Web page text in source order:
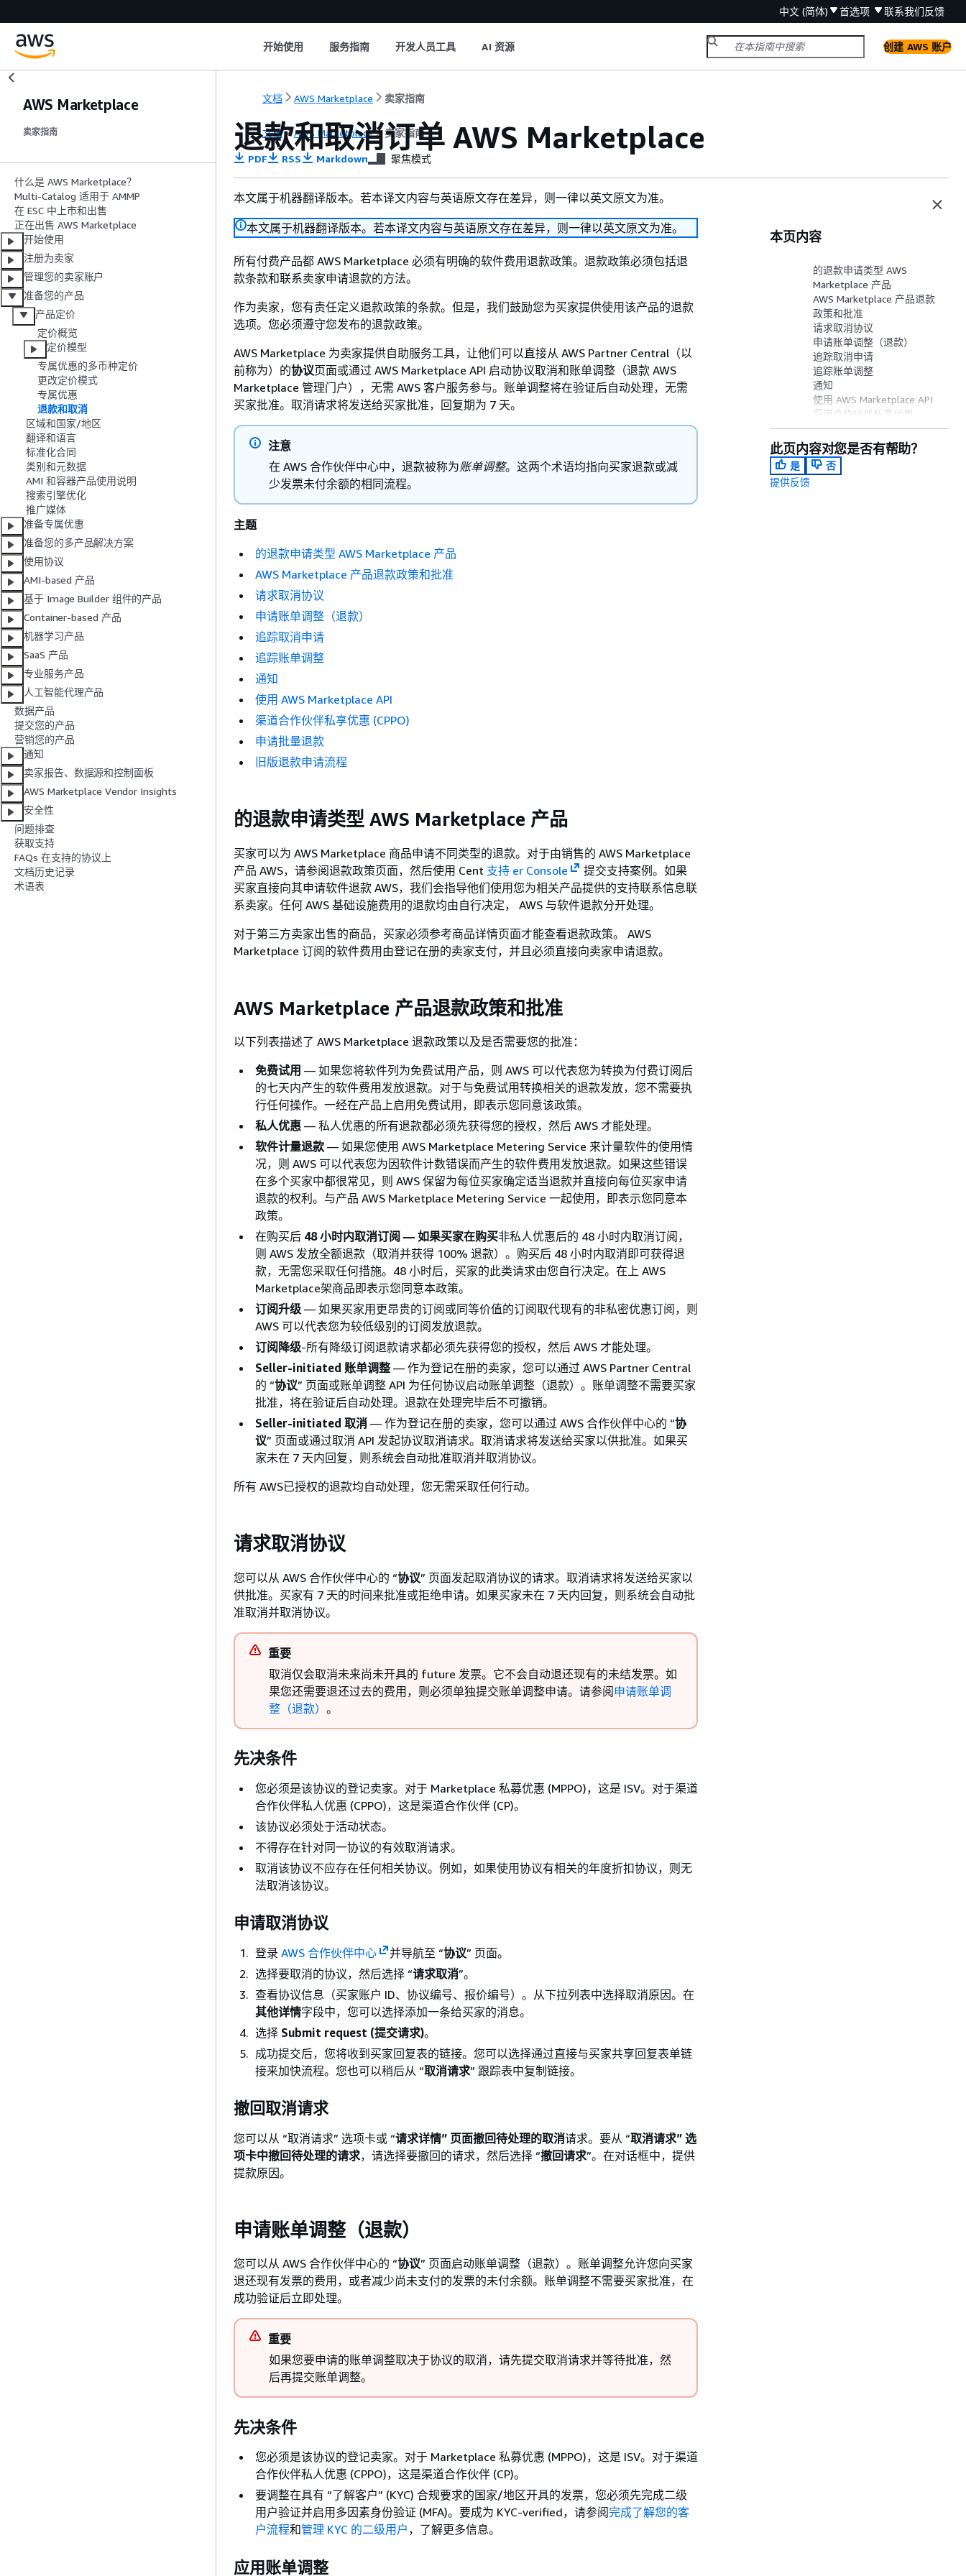
中文 (简体) 首选项 联系我们反馈
开始使用 服务指南 开发人员工具 AI 资源 创建 AWS 账户
AWS Marketplace
卖家指南
什么是 AWS Marketplace？
Multi-Catalog 适用于 AMMP
在 ESC 中上市和出售
正在出售 AWS Marketplace
开始使用
注册为卖家
管理您的卖家账户
准备您的产品
产品定价
定价概览
定价模型
专属优惠的多币种定价
更改定价模式
专属优惠
退款和取消
区域和国家/地区
翻译和语言
标准化合同
类别和元数据
AMI 和容器产品使用说明
搜索引擎优化
推广媒体
准备专属优惠
准备您的多产品解决方案
使用协议
AMI-based 产品
基于 Image Builder 组件的产品
Container-based 产品
机器学习产品
SaaS 产品
专业服务产品
人工智能代理产品
数据产品
提交您的产品
营销您的产品
通知
卖家报告、数据源和控制面板
AWS Marketplace Vendor Insights
安全性
问题排查
获取支持
FAQs 在支持的协议上
文档历史记录
术语表
文档 AWS Marketplace 卖家指南
文档 AWS Marketplace 卖家指南
退款和取消订单 AWS Marketplace
PDF RSS Markdown 聚焦模式
本文属于机器翻译版本。若本译文内容与英语原文存在差异，则一律以英文原文为准。
本文属于机器翻译版本。若本译文内容与英语原文存在差异，则一律以英文原文为准。
所有付费产品都 AWS Marketplace 必须有明确的软件费用退款政策。退款政策必须包括退
款条款和联系卖家申请退款的方法。
作为卖家，您有责任定义退款政策的条款。但是，我们鼓励您为买家提供使用该产品的退款
选项。您必须遵守您发布的退款政策。
AWS Marketplace 为卖家提供自助服务工具，让他们可以直接从 AWS Partner Central（以
前称为）的协议页面或通过 AWS Marketplace API 启动协议取消和账单调整（退款 AWS
Marketplace 管理门户），无需 AWS 客户服务参与。账单调整将在验证后自动处理，无需
买家批准。取消请求将发送给买家批准，回复期为 7 天。
注意
在 AWS 合作伙伴中心中，退款被称为账单调整。这两个术语均指向买家退款或减
少发票未付余额的相同流程。
主题
的退款申请类型 AWS Marketplace 产品
AWS Marketplace 产品退款政策和批准
请求取消协议
申请账单调整（退款）
追踪取消申请
追踪账单调整
通知
使用 AWS Marketplace API
渠道合作伙伴私享优惠 (CPPO)
申请批量退款
旧版退款申请流程
的退款申请类型 AWS Marketplace 产品
买家可以为 AWS Marketplace 商品申请不同类型的退款。对于由销售的 AWS Marketplace
产品 AWS，请参阅退款政策页面，然后使用 Cent 支持 er Console
提交支持案例。如果
买家直接向其申请软件退款 AWS，我们会指导他们使用您为相关产品提供的支持联系信息联
系卖家。任何 AWS 基础设施费用的退款均由自行决定， AWS 与软件退款分开处理。
对于第三方卖家出售的商品，买家必须参考商品详情页面才能查看退款政策。 AWS
Marketplace 订阅的软件费用由登记在册的卖家支付，并且必须直接向卖家申请退款。
AWS Marketplace 产品退款政策和批准
以下列表描述了 AWS Marketplace 退款政策以及是否需要您的批准：
免费试用 — 如果您将软件列为免费试用产品，则 AWS 可以代表您为转换为付费订阅后
的七天内产生的软件费用发放退款。对于与免费试用转换相关的退款发放，您不需要执
行任何操作。一经在产品上启用免费试用，即表示您同意该政策。
私人优惠 — 私人优惠的所有退款都必须先获得您的授权，然后 AWS 才能处理。
软件计量退款 — 如果您使用 AWS Marketplace Metering Service 来计量软件的使用情
况，则 AWS 可以代表您为因软件计数错误而产生的软件费用发放退款。如果这些错误
在多个买家中都很常见，则 AWS 保留为每位买家确定适当退款并直接向每位买家申请
退款的权利。与产品 AWS Marketplace Metering Service 一起使用，即表示您同意本
政策。
在购买后 48 小时内取消订阅 — 如果买家在购买非私人优惠后的 48 小时内取消订阅，
则 AWS 发放全额退款（取消并获得 100% 退款）。购买后 48 小时内取消即可获得退
款，无需您采取任何措施。48 小时后，买家的此类请求由您自行决定。在上 AWS
Marketplace架商品即表示您同意本政策。
订阅升级 — 如果买家用更昂贵的订阅或同等价值的订阅取代现有的非私密优惠订阅，则
AWS 可以代表您为较低级别的订阅发放退款。
订阅降级-所有降级订阅退款请求都必须先获得您的授权，然后 AWS 才能处理。
Seller-initiated 账单调整 — 作为登记在册的卖家，您可以通过 AWS Partner Central
的 “协议” 页面或账单调整 API 为任何协议启动账单调整（退款）。账单调整不需要买家
批准，将在验证后自动处理。退款在处理完毕后不可撤销。
Seller-initiated 取消 — 作为登记在册的卖家，您可以通过 AWS 合作伙伴中心的 “协
议” 页面或通过取消 API 发起协议取消请求。取消请求将发送给买家以供批准。如果买
家未在 7 天内回复，则系统会自动批准取消并取消协议。
所有 AWS已授权的退款均自动处理，您无需采取任何行动。
请求取消协议
您可以从 AWS 合作伙伴中心的 “协议” 页面发起取消协议的请求。取消请求将发送给买家以
供批准。买家有 7 天的时间来批准或拒绝申请。如果买家未在 7 天内回复，则系统会自动批
准取消并取消协议。
重要
取消仅会取消未来尚未开具的 future 发票。它不会自动退还现有的未结发票。如
果您还需要退还过去的费用，则必须单独提交账单调整申请。请参阅申请账单调
整（退款） 。
先决条件
您必须是该协议的登记卖家。对于 Marketplace 私募优惠 (MPPO)，这是 ISV。对于渠道
合作伙伴私人优惠 (CPPO)，这是渠道合作伙伴 (CP)。
该协议必须处于活动状态。
不得存在针对同一协议的有效取消请求。
取消该协议不应存在任何相关协议。例如，如果使用协议有相关的年度折扣协议，则无
法取消该协议。
申请取消协议
登录 AWS 合作伙伴中心 并导航至 “协议” 页面。
选择要取消的协议，然后选择 “请求取消”。
查看协议信息（买家账户 ID、协议编号、报价编号）。从下拉列表中选择取消原因。在
其他详情字段中，您可以选择添加一条给买家的消息。
选择 Submit request (提交请求)。
成功提交后，您将收到买家回复表的链接。您可以选择通过直接与买家共享回复表单链
接来加快流程。您也可以稍后从 “取消请求” 跟踪表中复制链接。
撤回取消请求
您可以从 “取消请求” 选项卡或 “请求详情” 页面撤回待处理的取消请求。要从 “取消请求” 选
项卡中撤回待处理的请求，请选择要撤回的请求，然后选择 “撤回请求”。在对话框中，提供
提款原因。
申请账单调整（退款）
您可以从 AWS 合作伙伴中心的 “协议” 页面启动账单调整（退款）。账单调整允许您向买家
退还现有发票的费用，或者减少尚未支付的发票的未付余额。账单调整不需要买家批准，在
成功验证后立即处理。
重要
如果您要申请的账单调整取决于协议的取消，请先提交取消请求并等待批准，然
后再提交账单调整。
先决条件
您必须是该协议的登记卖家。对于 Marketplace 私募优惠 (MPPO)，这是 ISV。对于渠道
合作伙伴私人优惠 (CPPO)，这是渠道合作伙伴 (CP)。
要调整在具有 “了解客户” (KYC) 合规要求的国家/地区开具的发票，您必须先完成二级
用户验证并启用多因素身份验证 (MFA)。要成为 KYC-verified，请参阅完成了解您的客
户流程和管理 KYC 的二级用户 ，了解更多信息。
应用账单调整
本页内容
的退款申请类型 AWS
Marketplace 产品
AWS Marketplace 产品退款
政策和批准
请求取消协议
申请账单调整（退款）
追踪取消申请
追踪账单调整
通知
使用 AWS Marketplace API
渠道合作伙伴私享优惠
(CPPO)
申请批量退款
旧版退款申请流程
此页内容对您是否有帮助？
是
否
提供反馈